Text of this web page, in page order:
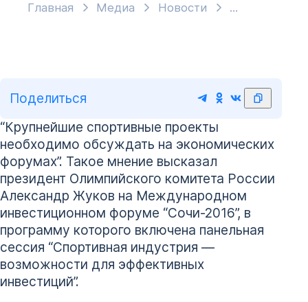
Главная Медиа Новости
Поделиться
“Крупнейшие спортивные проекты
необходимо обсуждать на экономических
форумах”. Такое мнение высказал
президент Олимпийского комитета России
Александр Жуков на Международном
инвестиционном форуме “Сочи-2016”, в
программу которого включена панельная
сессия “Спортивная индустрия —
возможности для эффективных
инвестиций”.